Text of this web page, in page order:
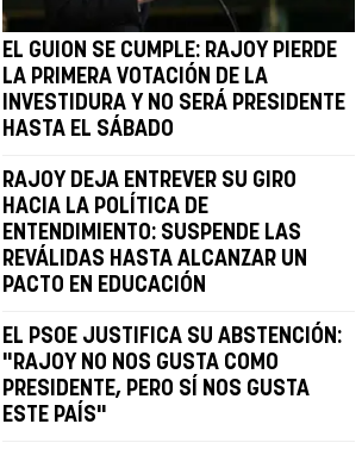
EL GUION SE CUMPLE: RAJOY PIERDE
LA PRIMERA VOTACIÓN DE LA
INVESTIDURA Y NO SERÁ PRESIDENTE
HASTA EL SÁBADO
RAJOY DEJA ENTREVER SU GIRO
HACIA LA POLÍTICA DE
ENTENDIMIENTO: SUSPENDE LAS
REVÁLIDAS HASTA ALCANZAR UN
PACTO EN EDUCACIÓN
EL PSOE JUSTIFICA SU ABSTENCIÓN:
"RAJOY NO NOS GUSTA COMO
PRESIDENTE, PERO SÍ NOS GUSTA
ESTE PAÍS"